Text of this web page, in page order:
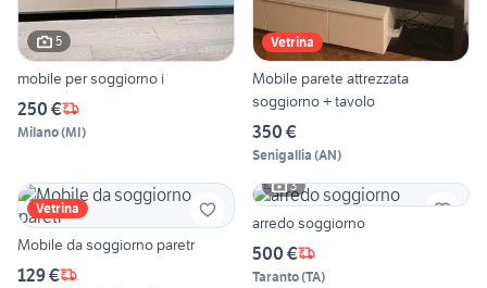
5
mobile per soggiorno i
250 €
Milano(MI)
Vetrina
Mobile parete attrezzata
soggiorno + tavolo
350 €
Senigallia (AN)
Vetrina
Mobile da soggiorno paretr
129 €
3
arredo soggiorno
500 €
Taranto(TA)